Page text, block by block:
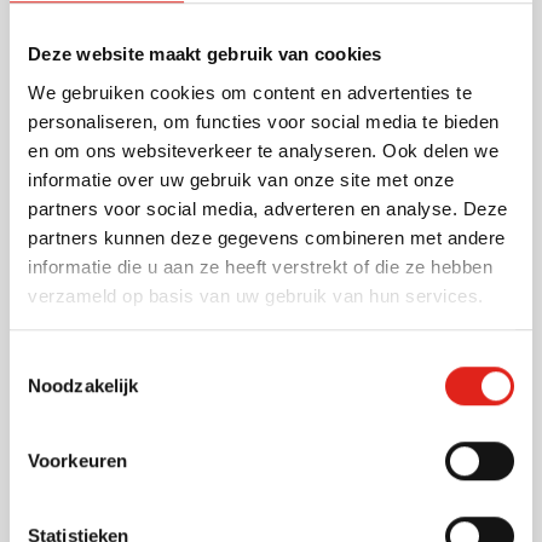
Deze website maakt gebruik van cookies
We gebruiken cookies om content en advertenties te
personaliseren, om functies voor social media te bieden
en om ons websiteverkeer te analyseren. Ook delen we
informatie over uw gebruik van onze site met onze
partners voor social media, adverteren en analyse. Deze
partners kunnen deze gegevens combineren met andere
informatie die u aan ze heeft verstrekt of die ze hebben
verzameld op basis van uw gebruik van hun services.
Noodzakelijk
Voorkeuren
Statistieken
prachtig en zeer stijlvol, ze zijn ook nog eens erg
materiaal. Deze badstof badjas is Oeko-Tex Standard
100 gecertificeerd en is geschikt voor baby's van 0 tot
12 maanden. Wanneer u de baby badjas laat
bedrukken met uw bedrijfsnaam en/of logo, weet u
zeker dat u opvalt! Uw bedrijfsgegevens zullen via
borduring in 1-12 kleuren op de badjas geplaatst
worden. Met dit geschenk bent u in het bezit van een
mooie reclamedrager voor uw bedrijf waar uw relaties
Specificaties
Artikelnummer
23355
Gewicht
275 gram
Materiaal
Katoen
Grammage
220 gr/m²
Cadeauset Lunch Emerald